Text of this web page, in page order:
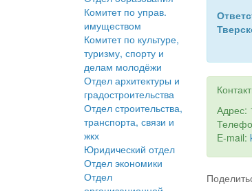
Комитет по управ.
имуществом
Комитет по культуре,
туризму, спорту и
делам молодёжи
Отдел архитектуры и
градостроительства
Отдел строительства,
транспорта, связи и
жкх
Юридический отдел
Отдел экономики
Отдел
Адрес:
E-mail: